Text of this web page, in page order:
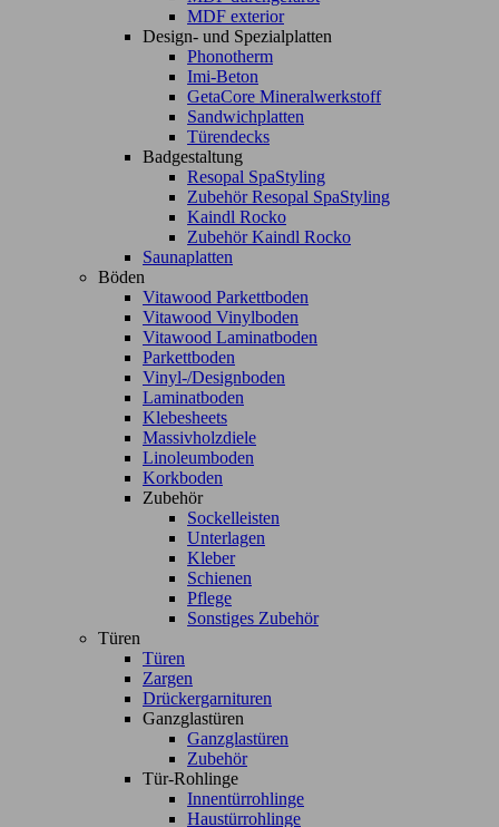
MDF exterior
Design- und Spezialplatten
Phonotherm
Imi-Beton
GetaCore Mineralwerkstoff
Sandwichplatten
Türendecks
Badgestaltung
Resopal SpaStyling
Zubehör Resopal SpaStyling
Kaindl Rocko
Zubehör Kaindl Rocko
Saunaplatten
Böden
Vitawood Parkettboden
Vitawood Vinylboden
Vitawood Laminatboden
Parkettboden
Vinyl-/Designboden
Laminatboden
Klebesheets
Massivholzdiele
Linoleumboden
Korkboden
Zubehör
Sockelleisten
Unterlagen
Kleber
Schienen
Pflege
Sonstiges Zubehör
Türen
Türen
Zargen
Drückergarnituren
Ganzglastüren
Ganzglastüren
Zubehör
Tür-Rohlinge
Innentürrohlinge
Haustürrohlinge